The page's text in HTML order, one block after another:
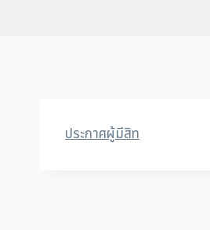
ประกาศผู้มีสิท